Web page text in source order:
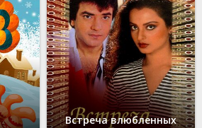
Встреча влюбленных